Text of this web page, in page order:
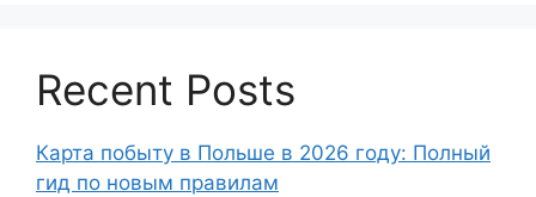
Recent Posts
Карта побыту в Польше в 2026 году: Полный
гид по новым правилам